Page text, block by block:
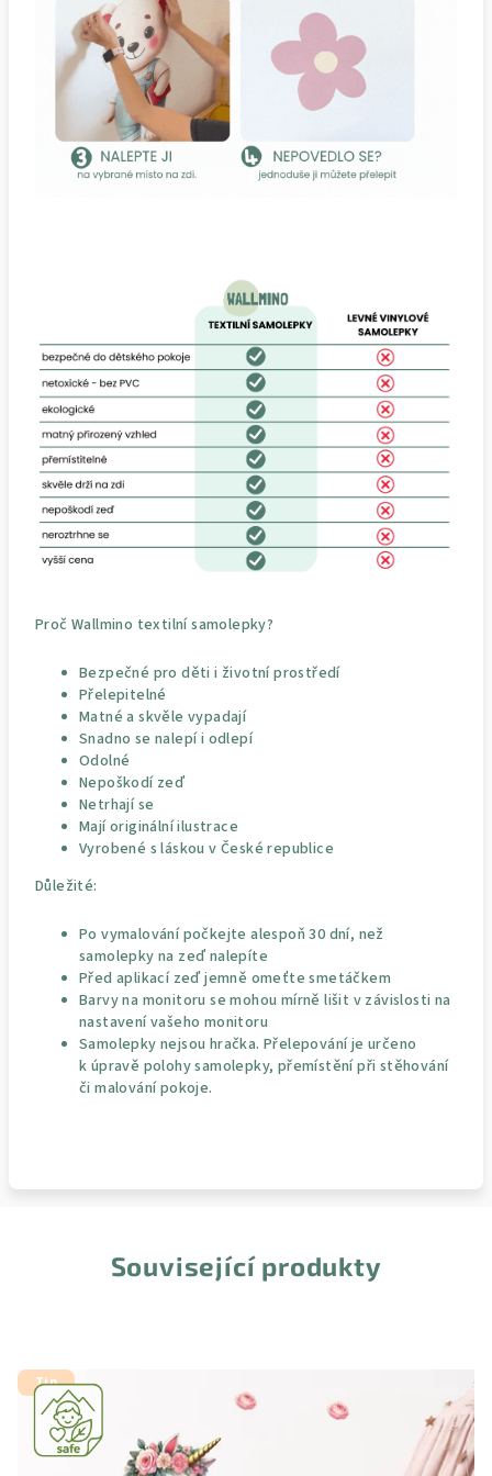
Proč Wallmino textilní samolepky?
Bezpečné pro děti i životní prostředí
Přelepitelné
Matné a skvěle vypadají
Snadno se nalepí i odlepí
Odolné
Nepoškodí zeď
Netrhají se
Mají originální ilustrace
Vyrobené s láskou v České republice
Důležité:
Po vymalování počkejte alespoň 30 dní, než
samolepky na zeď nalepíte
Před aplikací zeď jemně omeťte smetáčkem
Barvy na monitoru se mohou mírně lišit v závislosti na
nastavení vašeho monitoru
Samolepky nejsou hračka. Přelepování je určeno
k úpravě polohy samolepky, přemístění při stěhování
či malování pokoje.
Související produkty
Tip